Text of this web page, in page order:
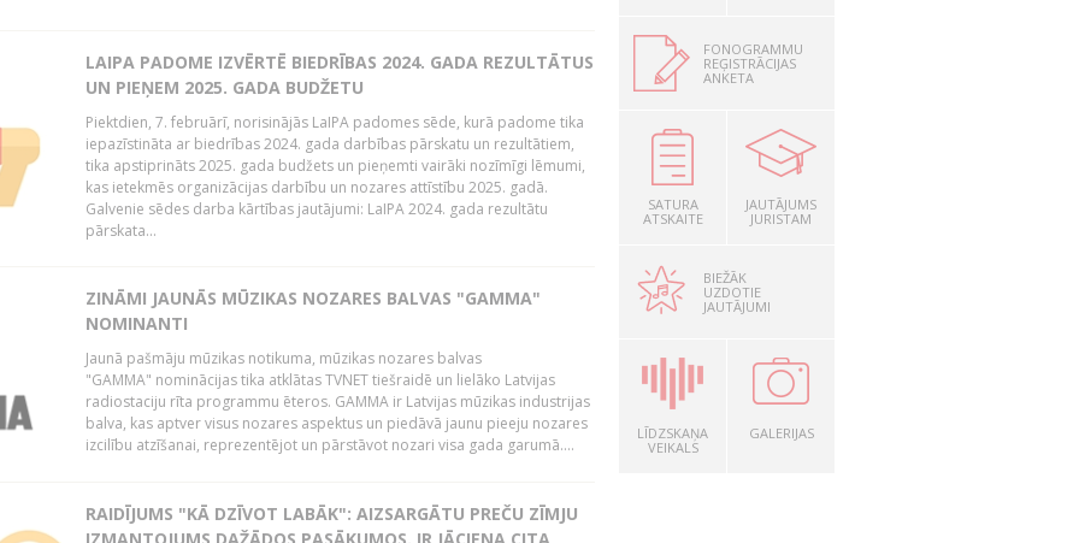
LAIPA PADOME IZVĒRTĒ BIEDRĪBAS 2024. GADA REZULTĀTUS
UN PIEŅEM 2025. GADA BUDŽETU
Piektdien, 7. februārī, norisinājās LaIPA padomes sēde, kurā padome tika
iepazīstināta ar biedrības 2024. gada darbības pārskatu un rezultātiem,
tika apstiprināts 2025. gada budžets un pieņemti vairāki nozīmīgi lēmumi,
kas ietekmēs organizācijas darbību un nozares attīstību 2025. gadā.
Galvenie sēdes darba kārtības jautājumi: LaIPA 2024. gada rezultātu
pārskata...
ZINĀMI JAUNĀS MŪZIKAS NOZARES BALVAS "GAMMA"
NOMINANTI
Jaunā pašmāju mūzikas notikuma, mūzikas nozares balvas
"GAMMA" nominācijas tika atklātas TVNET tiešraidē un lielāko Latvijas
radiostaciju rīta programmu ēteros. GAMMA ir Latvijas mūzikas industrijas
balva, kas aptver visus nozares aspektus un piedāvā jaunu pieeju nozares
izcilību atzīšanai, reprezentējot un pārstāvot nozari visa gada garumā....
RAIDĪJUMS "KĀ DZĪVOT LABĀK": AIZSARGĀTU PREČU ZĪMJU
FONOGRAMMU
REĢISTRĀCIJAS
ANKETA
SATURA
ATSKAITE
JAUTĀJUMS
JURISTAM
BIEŽĀK
UZDOTIE
JAUTĀJUMI
LĪDZSKAŅA
VEIKALS
GALERIJAS